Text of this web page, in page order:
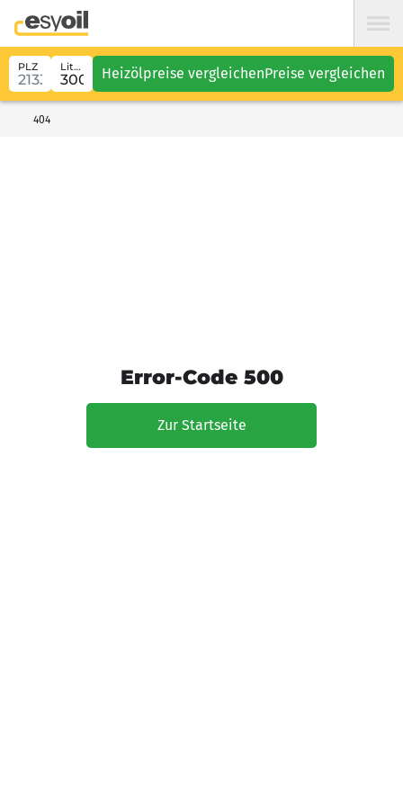
PLZ Liter Heizölpreise vergleichenPreise vergleichen
404
Error-Code 500
Zur Startseite